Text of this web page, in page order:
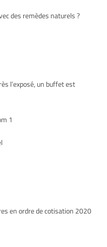
des remèdes naturels ?
l’exposé, un buffet est
1
en ordre de cotisation 2020